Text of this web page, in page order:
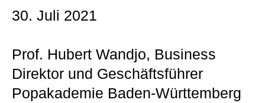
30. Juli 2021
Prof. Hubert Wandjo, Business
Direktor und Geschäftsführer
Popakademie Baden-Württemberg